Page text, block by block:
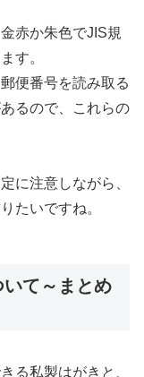
赤か朱色でJIS規
す。
便番号を読み取る
るので、これらの
に注意しながら、
たいですね。
て～まとめ
る私製はがきと、